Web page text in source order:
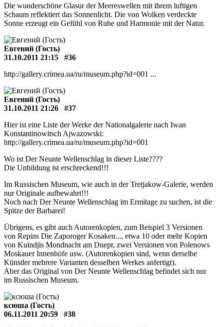
Die wunderschöne Glasur der Meereswellen mit ihrem luftigen
Schaum reflektiert das Sonnenlicht. Die von Wolken verdeckte
Sonne erzeugt ein Gefühl von Ruhe und Harmonie mit der Natur.
Евгений (Гость)
31.10.2011 21:15
#36
http://gallery.crimea.ua/ru/museum.php?id=001 ...
Евгений (Гость)
31.10.2011 21:26
#37
Hier ist eine Liste der Werke der Nationalgalerie nach Iwan
Konstantinowitsch Ajwazowski:
http://gallery.crimea.ua/ru/museum.php?id=001
Wo ist Der Neunte Wellenschlag in dieser Liste????
Die Unbildung ist erschreckend!!!
Im Russischen Museum, wie auch in der Tretjakow-Galerie, werden
nur Originale aufbewahrt!!!
Noch nach Der Neunte Wellenschlag im Ermitage zu suchen, ist die
Spitze der Barbarei!
Übrigens, es gibt auch Autorenkopien, zum Beispiel 3 Versionen
von Repins Die Zaporoger Kosaken..., etwa 10 oder mehr Kopien
von Kuindjis Mondnacht am Dnepr, zwei Versionen von Polenows
Moskauer Innenhöfe usw. (Autorenkopien sind, wenn derselbe
Künstler mehrere Varianten desselben Werkes anfertigt).
Aber das Original von Der Neunte Wellenschlag befindet sich nur
im Russischen Museum.
ксюша (Гость)
06.11.2011 20:59
#38